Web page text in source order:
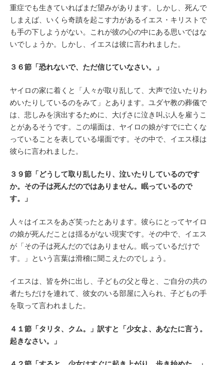
重症でも生きていればまだ望みがあります。しかし、死んで
しまえば、いくら奇蹟を起こす力があるイエス・キリストで
も手の下しようがない。これが彼の心の中にある思いではな
いでしょうか。しかし、イエスは彼に言われました。
３６節「恐れないで、ただ信じていなさい。」
ヤイロの家に着くと「人々が取り乱して、大声で泣いたりわ
めいたりしているのをみて」とあります。ユダヤ教の葬儀で
は、悲しみを演出するために、大げさに泣き叫ぶ人を雇うこ
とがあるそうです。この場面は、ヤイロの娘がすでに亡くな
っていることを表している場面です。その中で、イエス様は
彼らに言われました。
３９節「どうして取り乱したり、泣いたりしているのです
か。その子は死んだのではありません。眠っているので
す。」
人々はイエスをあざ笑ったとあります。彼らにとってヤイロ
の娘が死んだことは揺るがない現実です。その中で、イエス
が「その子は死んだのではありません。眠っているだけで
す。」という言葉は滑稽に聞こえたのでしょう。
イエスは、皆を外に出し、子どもの父と母と、ご自分の共の
者たちだけを連れて、彼女のいる部屋に入られ、子どもの手
を取って言われました。
４１節「タリタ、クム。」訳すと「少女よ、あなたに言う。
起きなさい。」